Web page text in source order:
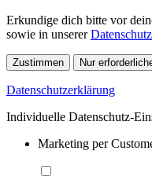
Erkundige dich bitte vor
sowie in unserer
Zustimmen Nur
Datenschutzerklärung
Individuelle Datenschutz-
Marketing per